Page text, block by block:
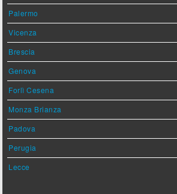
Palermo
Vicenza
Brescia
Genova
Forlì Cesena
Monza Brianza
Padova
Perugia
Lecce